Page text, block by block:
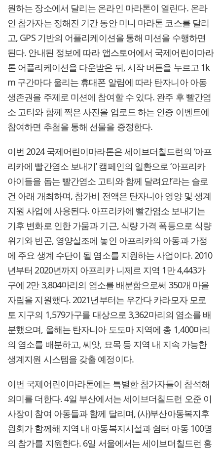
원하는 장소에서 달리는 온라인 마라톤이 열린다. 온라
인 참가자는 정해진 기간 동안 미니 마라톤 코스를 달리
고, GPS 기반의 어플리케이션을 통해 미션을 수행하면
된다. 안내된 정보에 따라 앱스토어에서 국제어린이마라
톤 어플리케이션을 다운받은 뒤, 시작 버튼을 누르고 1k
m 구간마다 울리는 휴대폰 알림에 따라 탄자니아 아동
생존권을 주제로 미션에 참여할 수 있다. 완주 후 빨간염
소 고티와 함께 찍은 사진을 업로드 하는 인증 이벤트에
참여하면 추첨을 통해 선물을 증정한다.
이번 2024 국제어린이마라톤은 세이브더칠드런의 ‘아프
리카에 빨간염소 보내기’ 캠페인의 일환으로 ‘아프리카
아이들을 돕는 빨간염소 고티와 함께 달려요!’라는 슬로
건 아래 개최하며, 참가비 전액은 탄자니아 영양 및 생계
지원 사업에 사용된다. 아프리카에 빨간염소 보내기는
기후 변화로 인한 가뭄과 기근, 식량 가격 폭등으로 식량
위기와 빈곤, 영양실조에 놓인 아프리카의 아동과 가정
에 주요 생계 수단이 될 염소를 지원하는 사업이다. 2010
년부터 2020년까지 아프리카 니제르 지역 1만 4,443가
구에 2만 3,804마리의 염소를 배분함으로써 350개 마을
자립을 지원했다. 2021년부터는 우간다 카라모자 모로
토 지구의 1,579가구를 대상으로 3,362마리의 염소를 배
분했으며, 올해는 탄자니아 도도마 지역에 총 1,400마리
의 염소를 배분하고, 씨앗, 묘목 등 지역 내 지속 가능한
생계지원 시스템을 갖출 예정이다.
이번 국제어린이마라톤에는 특별한 참가자들이 참석해
의미를 더한다. 4일 부산에서는 세이브더칠드런 오준 이
사장이 참여 아동들과 함께 달리며, (사)부산아동복지후
원회가 함께해 지역 내 아동복지시설과 쉼터 아동 100명
의 참가를 지원한다. 6일 서울에서는 세이브더칠드런 홍